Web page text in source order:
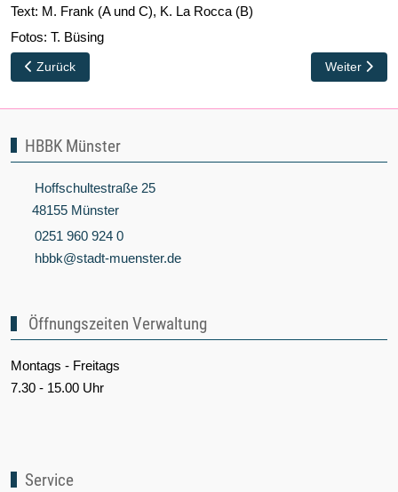
Text: M. Frank (A und C), K. La Rocca (B)
Fotos: T. Büsing
Vorheriger Beitrag: Danke für alles! Elke Rudolph und Heiko Seibt
Zurück Nächster
Weiter
HBBK Münster
Hoffschultestraße 25
48155 Münster
0251 960 924 0
hbbk@stadt-muenster.de
Öffnungszeiten Verwaltung
Montags - Freitags
7.30 - 15.00 Uhr
Service